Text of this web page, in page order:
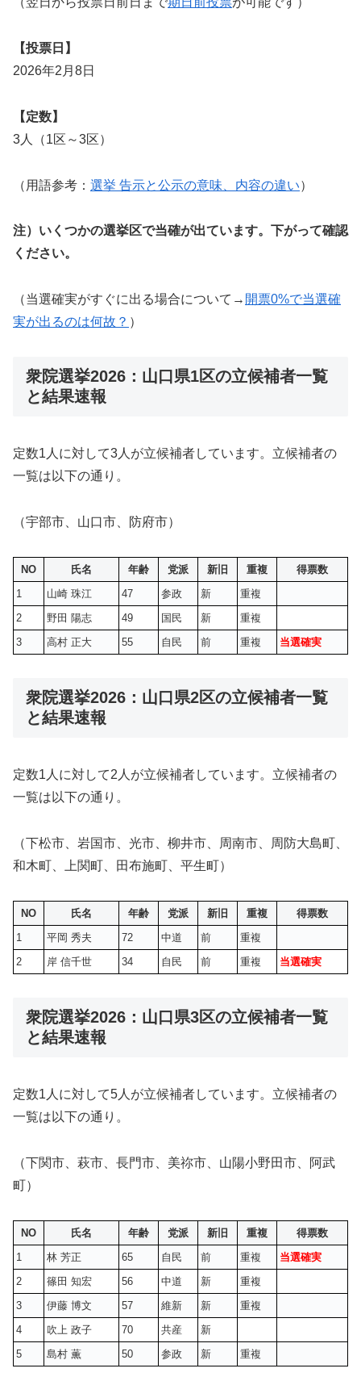
【投票日】
2026年2月8日
【定数】
3人（1区～3区）
（用語参考： 選挙 告示と公示の意味、内容の違い）
注）いくつかの選挙区で当確が出ています。下がって確認
ください。
（当選確実がすぐに出る場合について→ 開票0%で当選確
実が出るのは何故？ ）
衆院選挙2026：山口県1区の立候補者一覧
と結果速報
定数1人に対して3人が立候補者しています。立候補者の
一覧は以下の通り。
（宇部市、山口市、防府市）
NO 氏名 年齢 党派 新旧 重複
得票数
1
山崎 珠江 47 参政 新
重複
2
野田 陽志 49 国民 新
重複
3
高村 正大 55 自民 前 重複 当選確実
衆院選挙2026：山口県2区の立候補者一覧
と結果速報
定数1人に対して2人が立候補者しています。立候補者の
一覧は以下の通り。
（下松市、岩国市、光市、柳井市、周南市、周防大島町、
和木町、上関町、田布施町、平生町）
NO 氏名 年齢 党派 新旧 重複
得票数
1
平岡 秀夫 72 中道 前
重複
2
岸 信千世 34 自民 前 重複 当選確実
衆院選挙2026：山口県3区の立候補者一覧
と結果速報
定数1人に対して5人が立候補者しています。立候補者の
一覧は以下の通り。
（下関市、萩市、長門市、美祢市、山陽小野田市、阿武
町）
NO 氏名 年齢 党派 新旧 重複
得票数
1
林 芳正 65 自民 前 重複
当選確実
2
篠田 知宏 56 中道 新
重複
3
伊藤 博文 57 維新 新
重複
4
吹上 政子 70 共産
新
5
島村 薫 50 参政 新 重複